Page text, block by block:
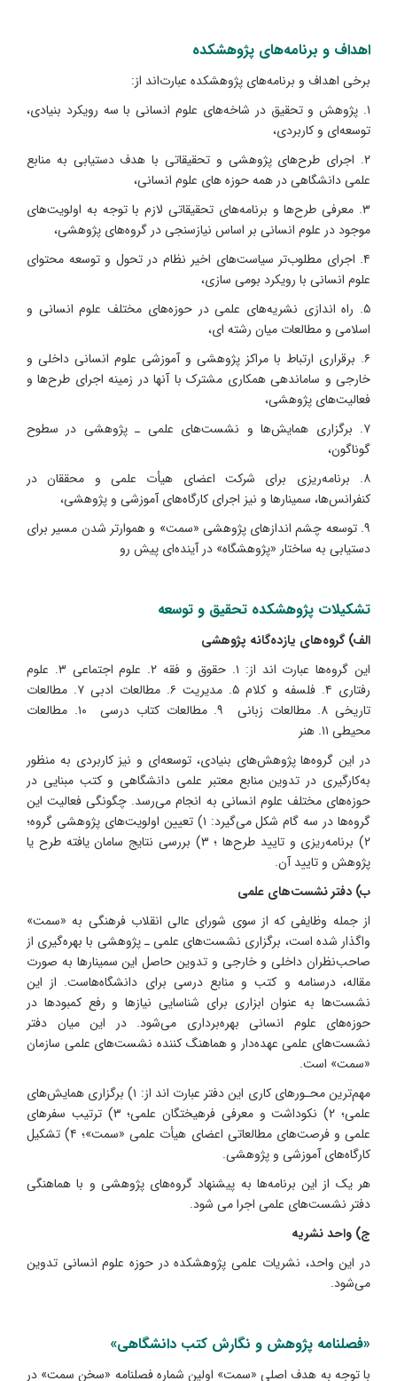
اهداف و برنامه‌های پژوهشکده
برخی اهداف و برنامه‌های پژوهشکده عبارت‌اند از:
۱. پژوهش و تحقیق در شاخه‌های علوم انسانی با سه رویکرد بنیادی،
توسعه‌ای و کاربردی،
۲. اجرای طرح‌های پژوهشی و تحقیقاتی با هدف دستیابی به منابع
علمی دانشگاهی در همه حوزه های علوم انسانی،
۳. معرفی طرح‌ها و برنامه‌های تحقیقاتی لازم با توجه به اولویت‌های
موجود در علوم انسانی بر اساس نیازسنجی در گروه‌های پژوهشی،
۴. اجرای مطلوب‌تر سیاست‌های اخیر نظام در تحول و توسعه محتوای
علوم انسانی با رویکرد بومی سازی،
۵. راه اندازی نشریه‌های علمی در حوزه‌های مختلف علوم انسانی و
اسلامی و مطالعات میان رشته ای،
۶. برقراری ارتباط با مراکز پژوهشی و آموزشی علوم انسانی داخلی و
خارجی و ساماندهی همکاری مشترک با آنها در زمینه اجرای طرح‌ها و
فعالیت‌های پژوهشی،
۷. برگزاری همایش‌ها و نشست‌های علمی ـ پژوهشی در سطوح
گوناگون،
۸. برنامه‌ریزی برای شرکت اعضای هیأت علمی و محققان در
کنفرانس‌ها، سمینارها و نیز اجرای کارگاه‌های آموزشی و پژوهشی،
۹. توسعه چشم اندازهای پژوهشی «سمت» و هموارتر شدن مسیر برای
دستیابی به ساختار «پژوهشگاه» در آینده‌ای پیش رو
تشکیلات پژوهشکده تحقیق و توسعه
الف) گروه‌های یازده‌گانه پژوهشی
این گروه‌ها عبارت اند از: ۱. حقوق و فقه ۲. علوم اجتماعی ۳. علوم
رفتاری ۴. فلسفه و کلام ۵. مدیریت ۶. مطالعات ادبی ۷. مطالعات
تاریخی ۸. مطالعات زبانی ۹. مطالعات کتاب درسی ۱۰. مطالعات
محیطی ۱۱. هنر
در این گروه‌ها پژوهش‌های بنیادی، توسعه‌ای و نیز کاربردی به منظور
به‌کارگیری در تدوین منابع معتبر علمی دانشگاهی و کتب مبنایی در
حوزه‌های مختلف علوم انسانی به انجام می‌رسد. چگونگی فعالیت این
گروه‌ها در سه گام شکل می‌گیرد: ۱) تعیین اولویت‌های پژوهشی گروه؛
۲) برنامه‌ریزی و تایید طرح‌ها ؛ ۳) بررسی نتایج سامان یافته طرح یا
پژوهش و تایید آن.
ب) دفتر نشست‌های علمی
از جمله وظایفی که از سوی شورای عالی انقلاب فرهنگی به «سمت»
واگذار شده است، برگزاری نشست‌های علمی ـ پژوهشی با بهره‌گیری از
صاحب‌نظران داخلی و خارجی و تدوین حاصل این سمینارها به صورت
مقاله، درسنامه و کتب و منابع درسی برای دانشگاه‌هاست. از این
نشست‌ها به عنوان ابزاری برای شناسایی نیازها و رفع کمبودها در
حوزه‌های علوم انسانی بهره‌برداری می‌شود. در این میان دفتر
نشست‌های علمی عهده‌دار و هماهنگ کننده نشست‌های علمی سازمان
«سمت» است.
مهم‌ترین محـورهای کاری این دفتر عبارت اند از: ۱) برگزاری همایش‌های
علمی؛ ۲) نکوداشت و معرفی فرهیختگان علمی؛ ۳) ترتیب سفرهای
علمی و فرصت‌های مطالعاتی اعضای هیأت علمی «سمت»؛ ۴) تشکیل
کارگاه‌های آموزشی و پژوهشی.
هر یک از این برنامه‌ها به پیشنهاد گروه‌های پژوهشی و با هماهنگی
دفتر نشست‌های علمی اجرا می شود.
ج) واحد نشریه
در این واحد، نشریات علمی پژوهشکده در حوزه علوم انسانی تدوین
می‌شود.
«فصلنامه پژوهش و نگارش کتب دانشگاهی»
با توجه به هدف اصلی «سمت» اولین شماره فصلنامه «سخن سمت» در